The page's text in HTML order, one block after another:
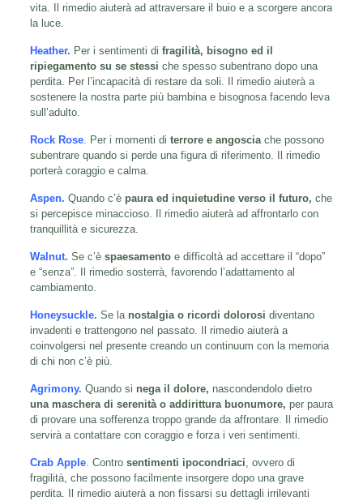
vita. Il rimedio aiuterà ad attraversare il buio e a scorgere ancora
la luce.
Heather. Per i sentimenti di fragilità, bisogno ed il
ripiegamento su se stessi che spesso subentrano dopo una
perdita. Per l’incapacità di restare da soli. Il rimedio aiuterà a
sostenere la nostra parte più bambina e bisognosa facendo leva
sull’adulto.
Rock Rose. Per i momenti di terrore e angosciache possono
subentrare quando si perde una figura di riferimento. Il rimedio
porterà coraggio e calma.
Aspen. Quando c’è paura ed inquietudine verso il futuro, che
si percepisce minaccioso. Il rimedio aiuterà ad affrontarlo con
tranquillità e sicurezza.
Walnut. Se c’è spaesamento e difficoltà ad accettare il “dopo”
e “senza”. Il rimedio sosterrà, favorendo l’adattamento al
cambiamento.
Honeysuckle. Se la nostalgia o ricordi dolorosi diventano
invadenti e trattengono nel passato. Il rimedio aiuterà a
coinvolgersi nel presente creando un continuum con la memoria
di chi non c’è più.
Agrimony. Quando si nega il dolore, nascondendolo dietro
una maschera di serenità o addirittura buonumore, per paura
di provare una sofferenza troppo grande da affrontare. Il rimedio
servirà a contattare con coraggio e forza i veri sentimenti.
Crab Apple. Contro sentimenti ipocondriaci, ovvero di
fragilità, che possono facilmente insorgere dopo una grave
perdita. Il rimedio aiuterà a non fissarsi su dettagli irrilevanti